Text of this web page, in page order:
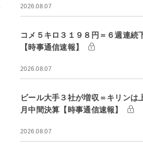
2026.08.07
コメ５キロ３１９８円＝６週連
【時事通信速報】
2026.08.07
ビール大手３社が増収＝キリンは
月中間決算【時事通信速報】
2026.08.07